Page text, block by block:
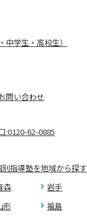
中学生・高校生）
問い合わせ
:0120-62-0885
指導塾を地域から探す
森 岩手
形 福島